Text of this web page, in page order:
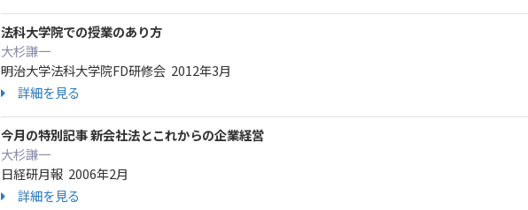
法科大学院での授業のあり方
大杉謙一
明治大学法科大学院FD研修会 2012年3月
詳細を見る
今月の特別記事 新会社法とこれからの企業経営
大杉謙一
日経研月報 2006年2月
詳細を見る